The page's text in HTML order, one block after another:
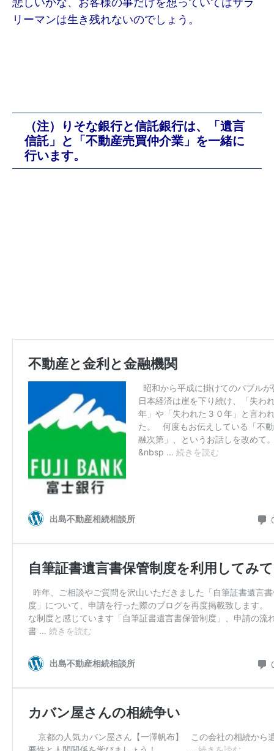
悲しいかな、お客様の事だけを想っていてはサラ
リーマンは生き残れないのでしょう。
（注）りそな銀行と信託銀行は、「遺言
信託」と「不動産売買仲介業」を一緒に
行います。